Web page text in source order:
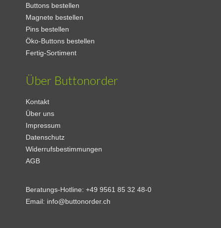
Buttons bestellen
Magnete bestellen
Pins bestellen
Öko-Buttons bestellen
Fertig-Sortiment
Über Buttonorder
Kontakt
Über uns
Impressum
Datenschutz
Widerrufsbestimmungen
AGB
Beratungs-Hotline:+49 9561 85 32 48-0
Email: info@buttonorder.ch